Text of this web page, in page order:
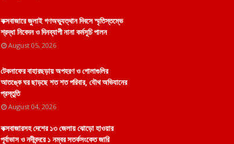
কক্সবাজারে জুলাই গণঅভ্যুত্থান দিবসে স্মৃতিস্তম্ভে
শ্রদ্ধা নিবেদন ও দিনব্যাপী নানা কর্মসূচি পালন
August 05, 2026
টেকনাফের বাহারছড়ায় অপহরণ ও গোলাগুলির
আতঙ্কে ঘর ছাড়ছে শত শত পরিবার, যৌথ অভিযানের
প্রস্তুতি
August 04, 2026
কক্সবাজারসহ দেশের ১৩ জেলায় ঝোড়ো হাওয়ার
পূর্বাভাস ও নদীবন্দরে ১ নম্বর সতর্কসংকেত জারি